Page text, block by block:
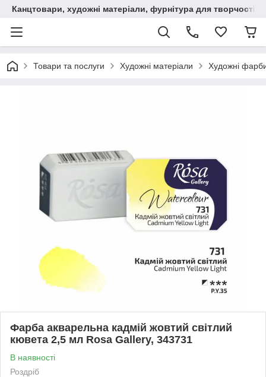
Канцтовари, художні матеріали, фурнітура для творчості
Товари та послуги Художні матеріали Художні
Фарба акварельна кадмій жовтий світлий
кювета 2,5 мл Rosa Gallery, 343731
В наявності
Роздріб